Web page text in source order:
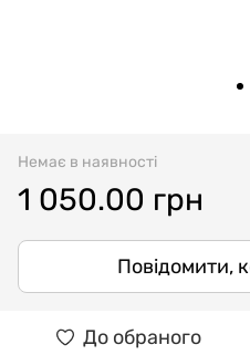
Немає в наявності
1 050.00 грн
Повідомити,
До обраного